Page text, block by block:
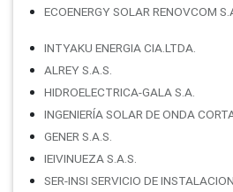
ECOENERGY SOLAR RENOVCOM
INTYAKU ENERGIA CIA.LTDA.
ALREY S.A.S.
HIDROELECTRICA-GALA S.A.
INGENIERÍA SOLAR DE ONDA
GENER S.A.S.
IEIVINUEZA S.A.S.
SER-INSI SERVICIO DE